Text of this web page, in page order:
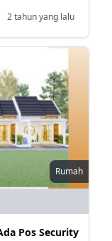
2 tahun yang lalu
Rumah
Pos Security